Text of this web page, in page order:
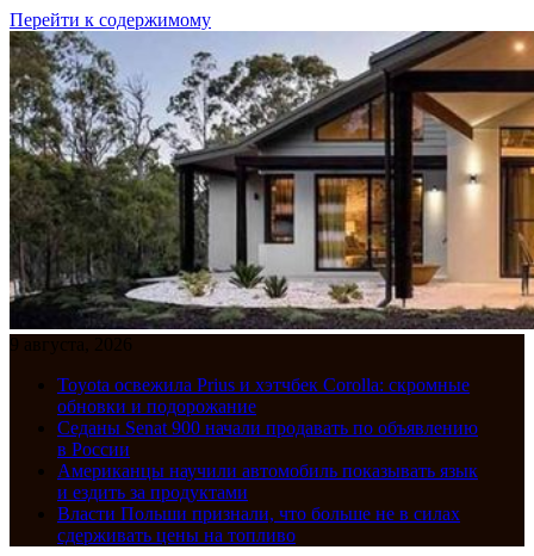
Перейти к содержимому
9 августа, 2026
Toyota освежила Prius и хэтчбек Corolla: скромные
обновки и подорожание
Седаны Senat 900 начали продавать по объявлению
в России
Американцы научили автомобиль показывать язык
и ездить за продуктами
Власти Польши признали, что больше не в силах
сдерживать цены на топливо